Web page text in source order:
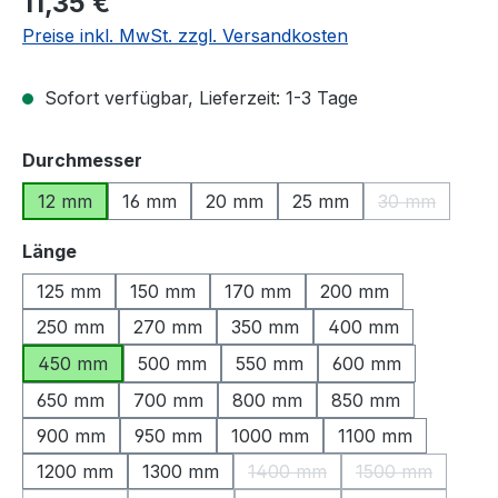
Preise inkl. MwSt. zzgl. Versandkosten
Sofort verfügbar, Lieferzeit: 1-3 Tage
Durchmesser
12 mm
16 mm 20 mm 25 mm 30 mm
(Diese
Längeauswählen
125 mm
150 mm 170 mm
200 mm
250 mm
270 mm 350 mm
400 mm
450 mm
500 mm 550 mm
600 mm
650 mm
700 mm 800 mm
850 mm
900 mm
950 mm 1000 mm
1100 mm
1200 mm
1300 mm 1400 mm
(Diese Option ist zurzeit
1500 mm
(Diese